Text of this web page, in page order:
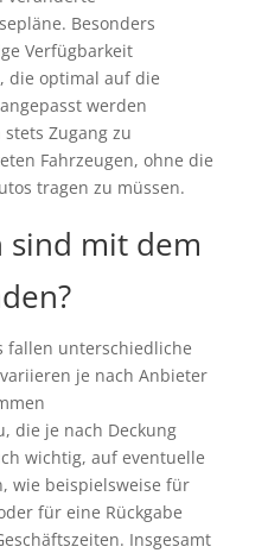
Besonders
Verfügbarkeit
die optimal auf die
werden
Zugang zu
Fahrzeugen, ohne die
tragen zu müssen.
sind mit dem
fallen unterschiedliche
je nach Anbieter
die je nach Deckung
wichtig, auf eventuelle
wie beispielsweise für
für eine Rückgabe
Insgesamt